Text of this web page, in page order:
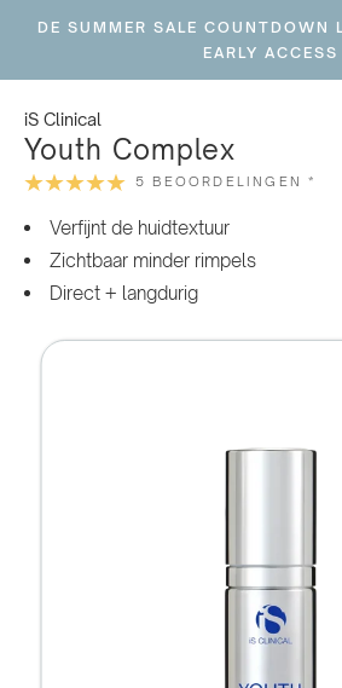
DE SUMMER SALE COUNTDOWN
EARLY ACCESS
iS Clinical
Youth Complex
5 BEOORDELINGEN *
Verfijnt de huidtextuur
Zichtbaar minder rimpels
Direct + langdurig